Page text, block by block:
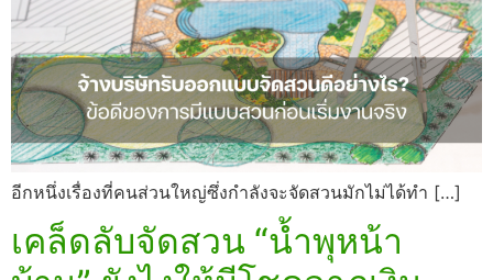
อีกหนึ่งเรื่องที่คนส่วนใหญ่ซึ่งกำลังจะจัดสวนมักไม่ได้ทำ […]
เคล็ดลับจัดสวน “น้ำพุหน้า